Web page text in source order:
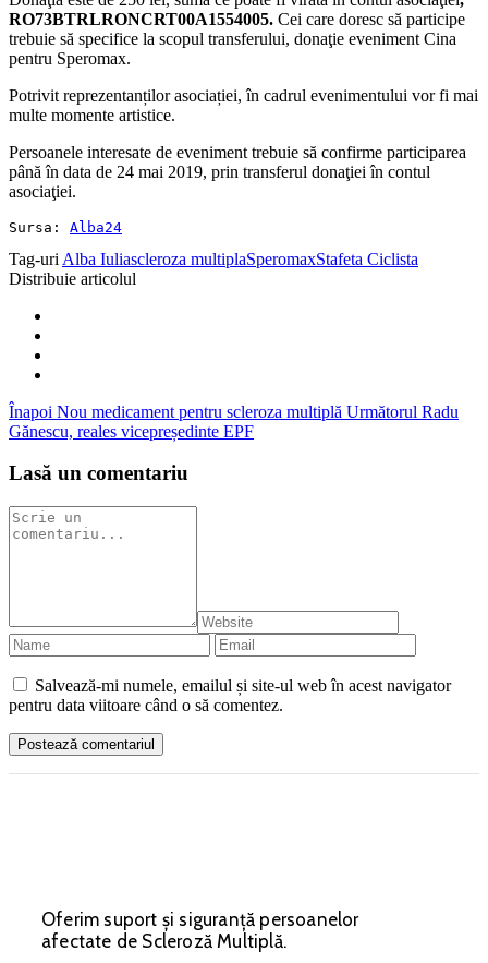
RO73BTRLRONCRT00A1554005. Cei care doresc să participe
trebuie să specifice la scopul transferului, donaţie eveniment Cina
pentru Speromax.
Potrivit reprezentanților asociației, în cadrul evenimentului vor fi mai
multe momente artistice.
Persoanele interesate de eveniment trebuie să confirme participarea
până în data de 24 mai 2019, prin transferul donaţiei în contul
asociaţiei.
Sursa: Alba24
Tag-uri Alba Iuliascleroza multiplaSperomaxStafeta Ciclista
Distribuie articolul
Înapoi Nou medicament pentru scleroza multiplă Următorul Radu
Gănescu, reales vicepreședinte EPF
Lasă un comentariu
Salvează-mi numele, emailul și site-ul web în acest navigator
pentru data viitoare când o să comentez.
Oferim suport și siguranță persoanelor
afectate de Scleroză Multiplă.